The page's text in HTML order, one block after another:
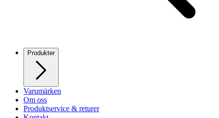
Produkter
Varumärken
Om oss
Produktservice & returer